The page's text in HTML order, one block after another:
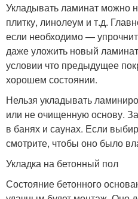
Укладывать ламинат можно
плитку, линолеум и т.д.
если необходимо —
даже уложить новый
условии что предыдущее
хорошем состоянии.
Нельзя укладывать
или не очищенную основу.
в банях и саунах. Если
смотрите, чтобы оно было
Укладка на бетонный пол
Состояние бетонного